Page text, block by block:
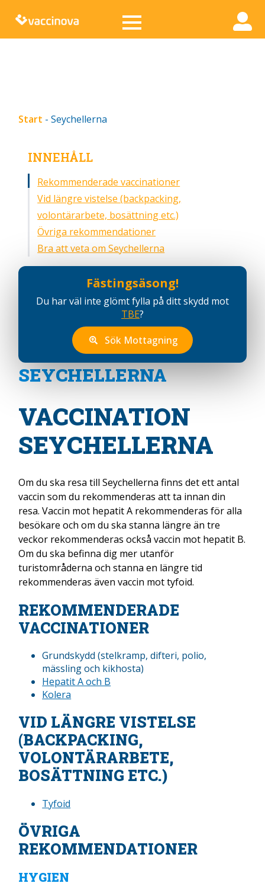
Start -Seychellerna
INNEHÅLL
Rekommenderade vaccinationer
Vid längre vistelse (backpacking,
volontärarbete, bosättning etc.)
Övriga rekommendationer
Bra att veta om Seychellerna
Fästingsäsong!
Du har väl inte glömt fylla på ditt skydd mot
TBE?
Sök Mottagning
SEYCHELLERNA
VACCINATION
SEYCHELLERNA
Om du ska resa till Seychellerna finns det ett antal
vaccin som du rekommenderas att ta innan din
resa. Vaccin mot hepatit A rekommenderas för alla
besökare och om du ska stanna längre än tre
veckor rekommenderas också vaccin mot hepatit B.
Om du ska befinna dig mer utanför
turistområderna och stanna en längre tid
rekommenderas även vaccin mot tyfoid.
REKOMMENDERADE
VACCINATIONER
Grundskydd (stelkramp, difteri, polio,
mässling och kikhosta)
Hepatit A och B
Kolera
VID LÄNGRE VISTELSE
(BACKPACKING,
VOLONTÄRARBETE,
BOSÄTTNING ETC.)
Tyfoid
ÖVRIGA
REKOMMENDATIONER
HYGIEN